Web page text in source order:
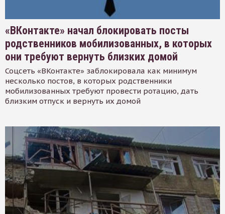
«ВКонтакте» начал блокировать посты
родственников мобилизованных, в которых
они требуют вернуть близких домой
Соцсеть «ВКонтакте» заблокировала как минимум
несколько постов, в которых родственники
мобилизованных требуют провести ротацию, дать
близким отпуск и вернуть их домой